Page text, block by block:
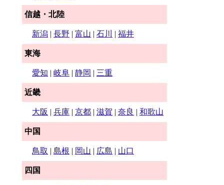
信越・北陸
新潟 | 長野 | 富山 | 石川 | 福井
東海
愛知 | 岐阜 | 静岡 | 三重
近畿
大阪 | 兵庫 | 京都 | 滋賀 | 奈良 | 和歌山
中国
鳥取 | 島根 | 岡山 | 広島 | 山口
四国